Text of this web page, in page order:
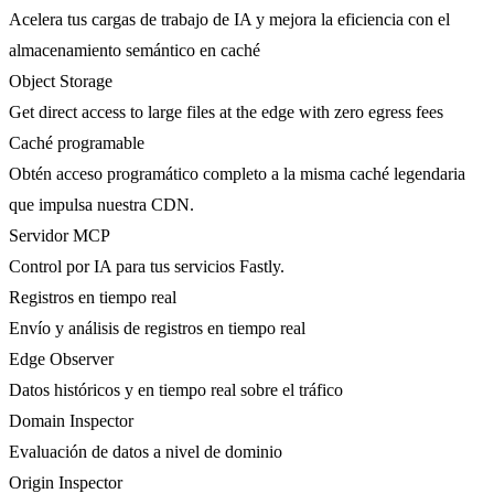
Acelera tus cargas de trabajo de IA y mejora la eficiencia con el
almacenamiento semántico en caché
Object Storage
Get direct access to large files at the edge with zero egress fees
Caché programable
Obtén acceso programático completo a la misma caché legendaria
que impulsa nuestra CDN.
Servidor MCP
Control por IA para tus servicios Fastly.
Registros en tiempo real
Envío y análisis de registros en tiempo real
Edge Observer
Datos históricos y en tiempo real sobre el tráfico
Domain Inspector
Evaluación de datos a nivel de dominio
Origin Inspector